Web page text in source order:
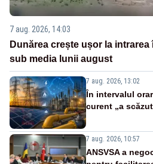
7 aug. 2026, 14:03
Dunărea crește ușor la
sub media lunii august
7 aug. 2026, 13:02
În intervalul
curent „a
7 aug. 2026, 10:57
ANSVSA a